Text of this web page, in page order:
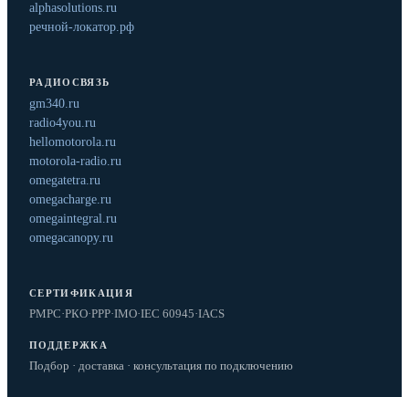
alphasolutions.ru
речной-локатор.рф
РАДИОСВЯЗЬ
gm340.ru
radio4you.ru
hellomotorola.ru
motorola-radio.ru
omegatetra.ru
omegacharge.ru
omegaintegral.ru
omegacanopy.ru
СЕРТИФИКАЦИЯ
РМРС·РКО·РРР·IMO·IEC 60945·IACS
ПОДДЕРЖКА
Подбор · доставка · консультация по подключению